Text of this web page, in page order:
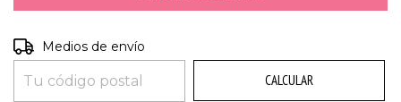
Entregas para el CP:
Medios de envío
CALCULAR